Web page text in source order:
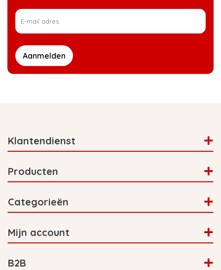
Aanmelden
Klantendienst
Producten
Categorieën
Mijn account
B2B